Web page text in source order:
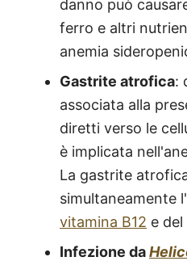
danno può
ferro e altri
anemia
Gastrite atrofica:
associata alla
diretti verso le
è implicata
La gastrite
simultaneamente
vitamina B12 e
Infezione da